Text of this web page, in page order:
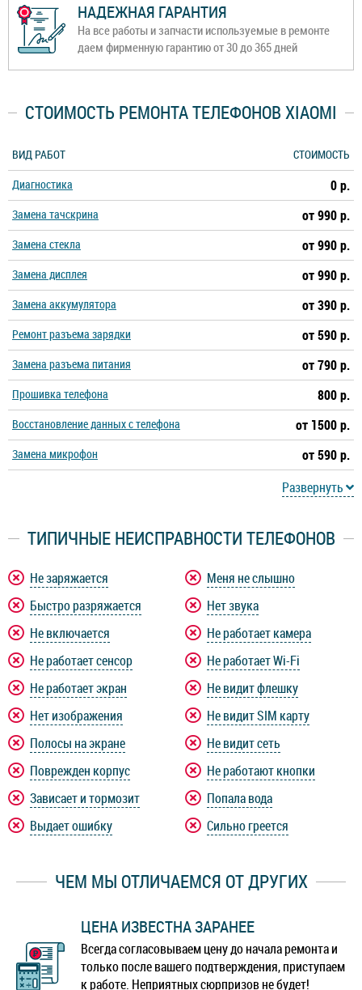
НАДЕЖНАЯ ГАРАНТИЯ
На все работы и запчасти используемые в ремонте
даем фирменную гарантию от 30 до 365 дней
СТОИМОСТЬ РЕМОНТА ТЕЛЕФОНОВ XIAOMI
ВИД РАБОТ
СТОИМОСТЬ
Диагностика
0 р.
Замена тачскрина от 990 р.
Замена стекла от 990 р.
Замена дисплея от 990 р.
Замена аккумулятора от 390 р.
Ремонт разъема зарядки от 590 р.
Замена разъема питания от 790 р.
Прошивка телефона 800 р.
Восстановление данных с телефона от 1500 р.
Замена микрофон
от 590 р.
Развернуть
ТИПИЧНЫЕ НЕИСПРАВНОСТИ ТЕЛЕФОНОВ
Не заряжается
Быстро разряжается
Не включается
Не работает сенсор
Не работает экран
Нет изображения
Полосы на экране
Поврежден корпус
Зависает и тормозит
Выдает ошибку
Меня не слышно
Нет звука
Не работает камера
Не работает Wi-Fi
Не видит флешку
Не видит SIM карту
Не видит сеть
Не работают кнопки
Попала вода
Сильно греется
ЧЕМ МЫ ОТЛИЧАЕМСЯ ОТ ДРУГИХ
ЦЕНА ИЗВЕСТНА ЗАРАНЕЕ
Всегда согласовываем цену до начала ремонта и
только после вашего подтверждения, приступаем
к работе. Неприятных сюрпризов не будет!